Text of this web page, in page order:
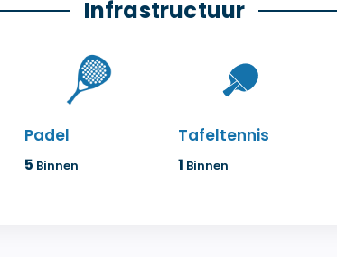
Infrastructuur
Padel
5 Binnen
Tafeltennis
1 Binnen